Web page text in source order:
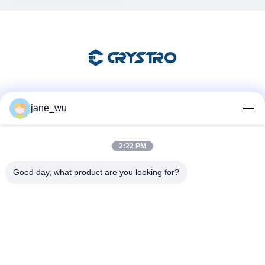
jane_wu
2:22 PM
Good day, what product are you looking for?